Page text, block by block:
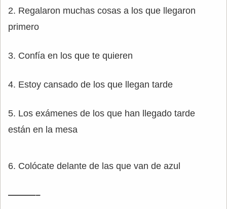
2. Regalaron muchas cosas a los que llegaron
primero
3. Confía en los que te quieren
4. Estoy cansado de los que llegan tarde
5. Los exámenes de los que han llegado tarde
están en la mesa
6. Colócate delante de las que van de azul
———–